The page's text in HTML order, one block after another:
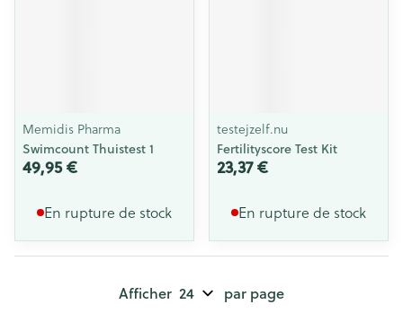
Memidis Pharma
Swimcount Thuistest 1
49,95 €
En rupture de stock
testejzelf.nu
Fertilityscore Test Kit
23,37 €
En rupture de stock
Afficher par page